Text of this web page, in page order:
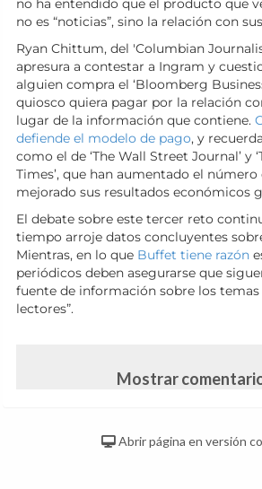
no ha entendido que el producto que
no es “noticias”, sino la relación con
Ryan Chittum, del 'Columbian
apresura a contestar a Ingram y
alguien compra el ‘Bloomberg
quiosco quiera pagar por la relación
lugar de la información que contiene.
defiende el modelo de pago, y
como el de ‘The Wall Street Journal’ y
Times’, que han aumentado el
mejorado sus resultados económicos
El debate sobre este tercer reto
tiempo arroje datos concluyentes
Mientras, en lo que Buffet tiene razón
periódicos deben asegurarse que
fuente de información sobre los
lectores”.
Mostrar
Abrir página en versión